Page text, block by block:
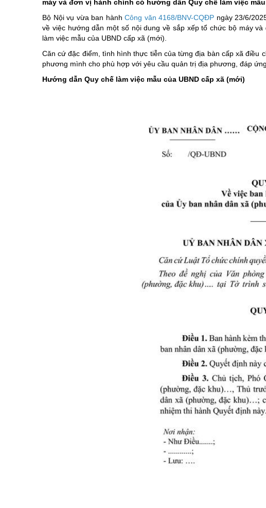
Di tích
Các dân tộc
Các Huyện, Thành phố thuộc tỉnh
Khoa học, công nghệ,
Giới thiệu Luật đất đai
Cuộc thi trắc nghiệm
Tinh gọn tổ chức bộ
Kỷ niệm 100 năm Ngày
Cải cách hành chính
Học tập và làm theo tư
Biên giới - Hải đảo
Thi đua yêu nước
Chuyên đề tổng hợp
chương trình hành động của người ứng
Điểm đến-Du kháchĐiểm đến - Du khách
Lai
Ẩm thực Văn hóa
Bảo vệ nền tảng tư tưởng của Đảng
máy và đơn vị hành chính có hướng dẫn Quy chế làm việc
Bộ Nội vụ vừa ban hànhCông văn 4168/BNV-CQĐP ngày 23/6/
về việc hướng dẫn một số nội dung về sắp xếp tổ chức bộ máy
làm việc mẫu của UBND cấp xã (mới).
Căn cứ đặc điểm, tình hình thực tiễn của từng địa bàn cấp xã điều
phương mình cho phù hợp với yêu cầu quản trị địa phương, đáp
Hướng dẫn Quy chế làm việc mẫu của UBND cấp xã (mới)